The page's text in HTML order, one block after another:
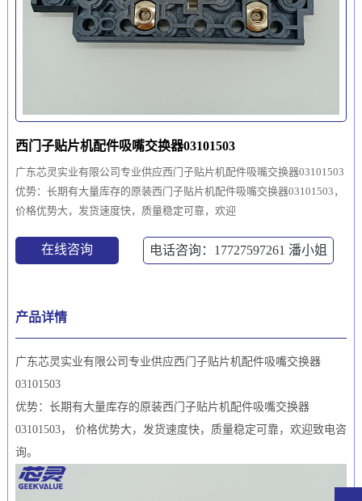
西门子贴片机配件吸嘴交换器03101503
广东芯灵实业有限公司专业供应西门子贴片机配件吸嘴交换器03101503
优势：长期有大量库存的原装西门子贴片机配件吸嘴交换器03101503，
价格优势大，发货速度快，质量稳定可靠，欢迎
在线咨询 电话咨询：17727597261 潘小姐
产品详情
广东芯灵实业有限公司专业供应西门子贴片机配件吸嘴交换器
03101503
优势：长期有大量库存的原装西门子贴片机配件吸嘴交换器
03101503， 价格优势大，发货速度快，质量稳定可靠，欢迎致电咨
询。